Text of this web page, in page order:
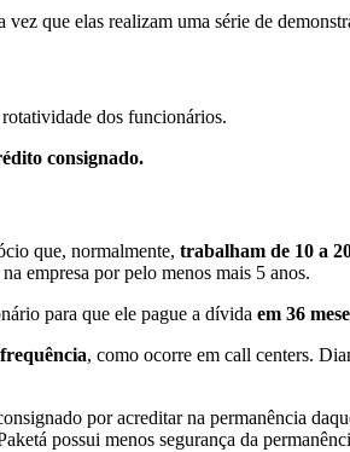
que elas realizam uma série de
rotatividade dos funcionários.
consignado.
que, normalmente, trabalham de 10 a
empresa por pelo menos mais 5 anos.
para que ele pague a dívida em 36
, como ocorre em call centers.
por acreditar na permanência
possui menos segurança da